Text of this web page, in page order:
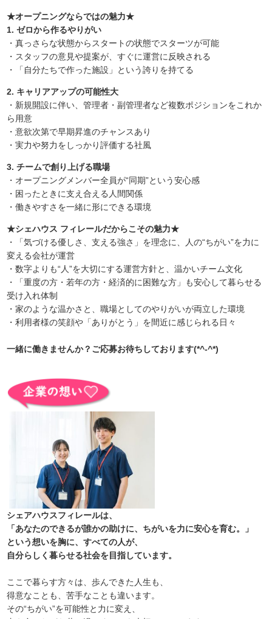
★オープニングならではの魅力★
1. ゼロから作るやりがい
・真っさらな状態からスタートの状態でスターツが可能
・スタッフの意見や提案が、すぐに運営に反映される
・「自分たちで作った施設」という誇りを持てる
2. キャリアアップの可能性大
・新規開設に伴い、管理者・副管理者など複数ポジションをこれか
ら用意
・意欲次第で早期昇進のチャンスあり
・実力や努力をしっかり評価する社風
3. チームで創り上げる職場
・オープニングメンバー全員が“同期”という安心感
・困ったときに支え合える人間関係
・働きやすさを一緒に形にできる環境
★シェハウス フィレールだからこその魅力★
・「気づける優しさ、支える強さ」を理念に、人の“ちがい”を力に
変える会社が運営
・数字よりも“人”を大切にする運営方針と、温かいチーム文化
・「重度の方・若年の方・経済的に困難な方」も安心して暮らせる
受け入れ体制
・家のような温かさと、職場としてのやりがいが両立した環境
・利用者様の笑顔や「ありがとう」を間近に感じられる日々
一緒に働きませんか？ご応募お待ちしております(*^-^*)
シェアハウスフィレールは、
「あなたのできるが誰かの助けに、ちがいを力に安心を育む。」
という想いを胸に、すべての人が、
自分らしく暮らせる社会を目指しています。
ここで暮らす方々は、歩んできた人生も、
得意なことも、苦手なことも違います。
その“ちがい”を可能性と力に変え、